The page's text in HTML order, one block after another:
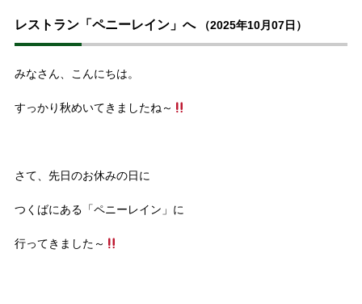
レストラン「ペニーレイン」へ （2025年10月07日）
みなさん、こんにちは。
すっかり秋めいてきましたね～
さて、先日のお休みの日に
つくばにある「ペニーレイン」に
行ってきました～